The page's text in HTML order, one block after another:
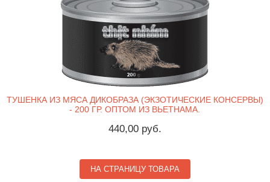
ТУШЕНКА ИЗ МЯСА ДИКОБРАЗА (ЭКЗОТИЧЕСКИЕ КОНСЕРВЫ)
- 200 ГР. ОПТОМ ИЗ ВЬЕТНАМА.
440,00 руб.
НА СТРАНИЦУ ТОВАРА